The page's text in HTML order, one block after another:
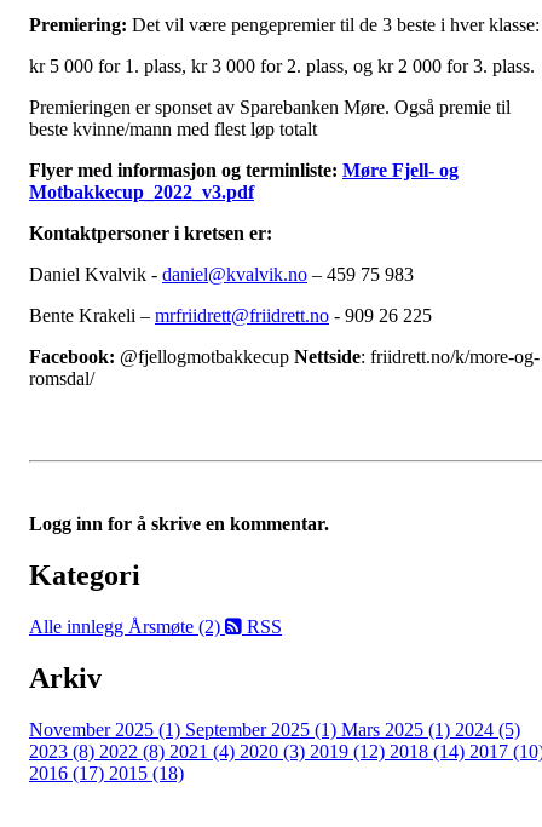
Premiering: Det vil være pengepremier til de 3 beste i hver klasse:
kr 5 000 for 1. plass, kr 3 000 for 2. plass, og kr 2 000 for 3. plass.
Premieringen er sponset av Sparebanken Møre. Også premie til
beste kvinne/mann med flest løp totalt
Flyer med informasjon og terminliste: Møre Fjell- og
Motbakkecup_2022_v3.pdf
Kontaktpersoner i kretsen er:
Daniel Kvalvik - daniel@kvalvik.no – 459 75 983
Bente Krakeli – mrfriidrett@friidrett.no - 909 26 225
Facebook: @fjellogmotbakkecup Nettside: friidrett.no/k/more-og-
romsdal/
Logg inn for å skrive en kommentar.
Kategori
Alle innlegg Årsmøte (2) RSS
Arkiv
November 2025 (1) September 2025 (1) Mars 2025 (1) 2024 (5)
2023 (8) 2022 (8) 2021 (4) 2020 (3) 2019 (12) 2018 (14) 2017
2016 (17) 2015 (18)